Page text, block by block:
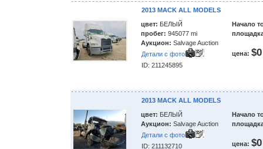
2013 MACK ALL MODELS
цвет: БЕЛЫЙ
пробег: 945077 mi
Аукцион: Salvage Auction
Детали с фото
ID: 211245895
Начало
цена: $0
2013 MACK ALL MODELS
цвет: БЕЛЫЙ
Аукцион: Salvage Auction
Детали с фото
ID: 211132710
Начало
цена: $0